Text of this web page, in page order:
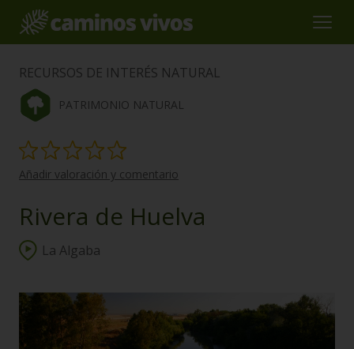
RECURSOS DE INTERÉS NATURAL
PATRIMONIO NATURAL
Añadir valoración y comentario
Rivera de Huelva
La Algaba